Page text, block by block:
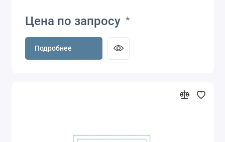
Цена по запросу *
Подробнее